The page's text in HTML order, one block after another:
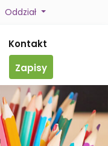
Oddział
Kontakt
Zapisy